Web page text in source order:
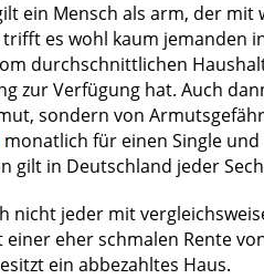
ein Mensch als arm, der
es wohl kaum jemanden
durchschnittlichen
zur Verfügung hat. Auch
sondern von
monatlich für einen Single
gilt in Deutschland jeder
nicht jeder mit
einer eher schmalen Rente
ein abbezahltes Haus.